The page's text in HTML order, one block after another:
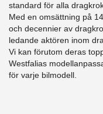
standard för alla
Med en omsättning på
och decennier av
ledande aktören inom
Vi kan förutom deras
Westfalias
för varje bilmodell.